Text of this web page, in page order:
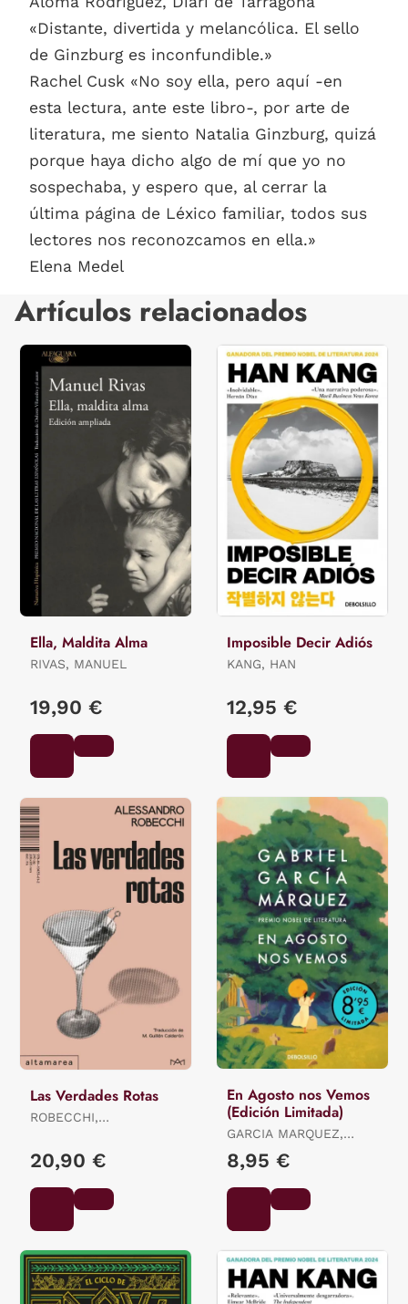
«Distante, divertida y melancólica. El sello
de Ginzburg es inconfundible.»
Rachel Cusk «No soy ella, pero aquí -en
esta lectura, ante este libro-, por arte de
literatura, me siento Natalia Ginzburg, quizá
porque haya dicho algo de mí que yo no
sospechaba, y espero que, al cerrar la
última página de Léxico familiar, todos sus
lectores nos reconozcamos en ella.»
Elena Medel
Artículos relacionados
Ella, Maldita Alma
RIVAS, MANUEL
19,90 €
Imposible Decir Adiós
KANG, HAN
12,95 €
Las Verdades Rotas
ROBECCHI,
20,90 €
En Agosto nos Vemos
(Edición Limitada)
GARCIA MARQUEZ,
8,95 €